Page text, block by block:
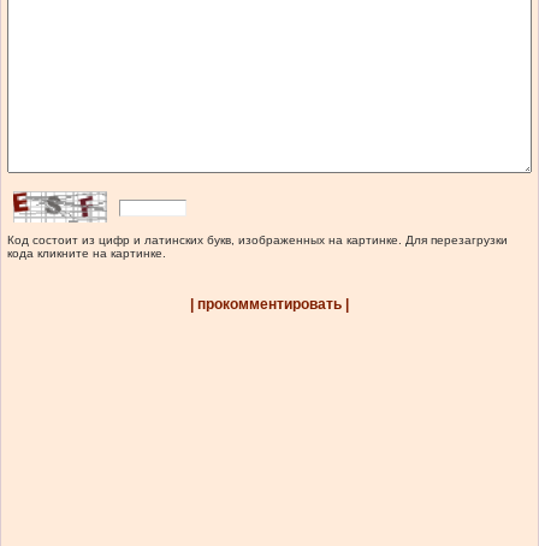
Код состоит из цифр и латинских букв, изображенных на картинке. Для перезагрузки
кода кликните на картинке.
| прокомментировать |